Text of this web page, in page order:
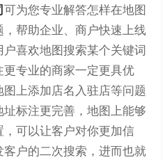
可为您专业解答怎样在地图
帮助企业、商户快速上线
喜欢地图搜索某个关键词
专业的商家一定更具优
上添加店名入驻店等问题
标注更完善，地图上能够
可以让客户对你更加信
户的二次搜索，进而也就